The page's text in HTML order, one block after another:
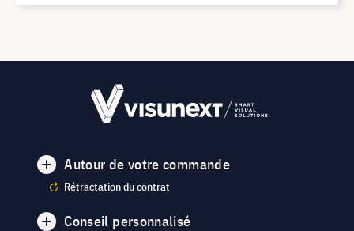
Autour de votre commande
Rétractation du contrat
Conseil personnalisé